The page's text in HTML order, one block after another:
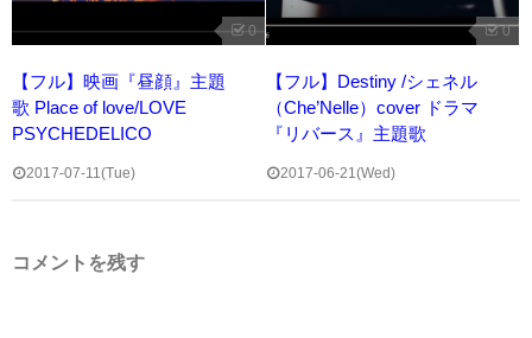
0
【フル】映画『昼顔』主題
歌 Place of love/LOVE
PSYCHEDELICO
2017-07-11(Tue)
0
【フル】Destiny /シェネル
（Che’Nelle）cover ドラマ
『リバース』主題歌
2017-06-21(Wed)
コメントを残す